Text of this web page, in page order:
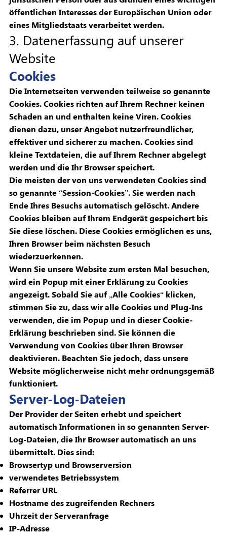
öffentlichen Interesses der Europäischen Union oder
eines Mitgliedstaats verarbeitet werden.
3. Datenerfassung auf unserer
Website
Cookies
Die Internetseiten verwenden teilweise so genannte
Cookies. Cookies richten auf Ihrem Rechner keinen
Schaden an und enthalten keine Viren. Cookies
dienen dazu, unser Angebot nutzerfreundlicher,
effektiver und sicherer zu machen. Cookies sind
kleine Textdateien, die auf Ihrem Rechner abgelegt
werden und die Ihr Browser speichert.
Die meisten der von uns verwendeten Cookies sind
so genannte “Session-Cookies”. Sie werden nach
Ende Ihres Besuchs automatisch gelöscht. Andere
Cookies bleiben auf Ihrem Endgerät gespeichert bis
Sie diese löschen. Diese Cookies ermöglichen es uns,
Ihren Browser beim nächsten Besuch
wiederzuerkennen.
Wenn Sie unsere Website zum ersten Mal besuchen,
wird ein Popup mit einer Erklärung zu Cookies
angezeigt. Sobald Sie auf „Alle Cookies“ klicken,
stimmen Sie zu, dass wir alle Cookies und Plug-Ins
verwenden, die im Popup und in dieser Cookie-
Erklärung beschrieben sind. Sie können die
Verwendung von Cookies über Ihren Browser
deaktivieren. Beachten Sie jedoch, dass unsere
Website möglicherweise nicht mehr ordnungsgemäß
funktioniert.
Server-Log-Dateien
Der Provider der Seiten erhebt und speichert
automatisch Informationen in so genannten Server-
Log-Dateien, die Ihr Browser automatisch an uns
übermittelt. Dies sind:
Browsertyp und Browserversion
verwendetes Betriebssystem
Referrer URL
Hostname des zugreifenden Rechners
Uhrzeit der Serveranfrage
IP-Adresse